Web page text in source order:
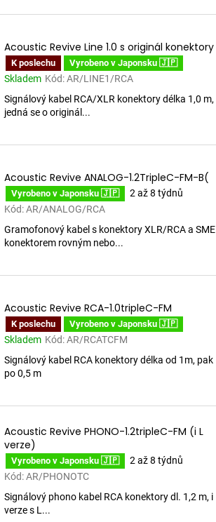
Acoustic Revive Line 1.0 s originál konektory
K poslechu Vyrobeno v Japonsku 🇯🇵
Skladem Kód:AR/LINE1/RCA
Signálový kabel RCA/XLR konektory délka 1,0 m,
jedná se o originál...
Acoustic Revive ANALOG-1.2TripleC-FM-B(
Vyrobeno v Japonsku 🇯🇵
2 až 8 týdnů
Kód:AR/ANALOG/RCA
Gramofonový kabel s konektory XLR/RCA a SME
konektorem rovným nebo...
Acoustic Revive RCA-1.0tripleC-FM
K poslechu Vyrobeno v Japonsku 🇯🇵
Skladem Kód:AR/RCATCFM
Signálový kabel RCA konektory délka od 1m, pak
po 0,5 m
Acoustic Revive PHONO-1.2tripleC-FM (i L
verze)
Vyrobeno v Japonsku 🇯🇵
2 až 8 týdnů
Kód:AR/PHONOTC
Signálový phono kabel RCA konektory dl. 1,2 m, i
verze s L...